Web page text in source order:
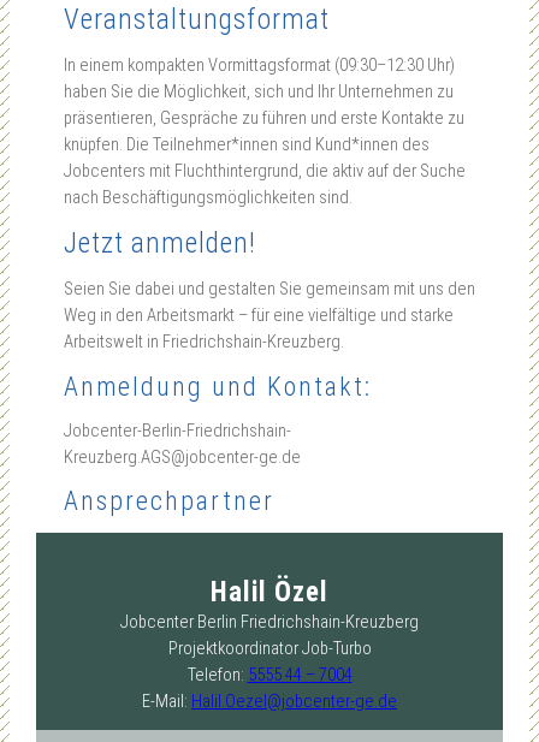
Veranstaltungsformat
In einem kompakten Vormittagsformat (09:30–12:30 Uhr)
haben Sie die Möglichkeit, sich und Ihr Unternehmen zu
präsentieren, Gespräche zu führen und erste Kontakte zu
knüpfen. Die Teilnehmer*innen sind Kund*innen des
Jobcenters mit Fluchthintergrund, die aktiv auf der Suche
nach Beschäftigungsmöglichkeiten sind.
Jetzt anmelden!
Seien Sie dabei und gestalten Sie gemeinsam mit uns den
Weg in den Arbeitsmarkt – für eine vielfältige und starke
Arbeitswelt in Friedrichshain-Kreuzberg.
Anmeldung und Kontakt:
Jobcenter-Berlin-Friedrichshain-
Kreuzberg.AGS@jobcenter-ge.de
Ansprechpartner
Halil Özel
Jobcenter Berlin Friedrichshain-Kreuzberg
Projektkoordinator Job-Turbo
Telefon: 5555 44 – 7004
E-Mail: Halil.Oezel@jobcenter-ge.de